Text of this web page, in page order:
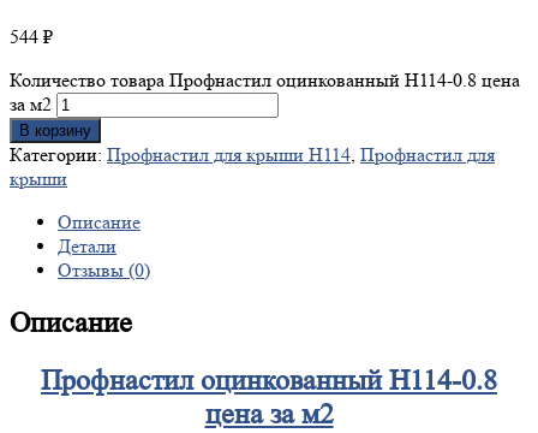
544 ₽
Количество товара Профнастил оцинкованный H114-0.8 цена
за м2
В корзину
Категории: Профнастил для крыши Н114, Профнастил для
крыши
Описание
Детали
Отзывы (0)
Описание
Профнастил оцинкованный H114-0.8
цена за м2